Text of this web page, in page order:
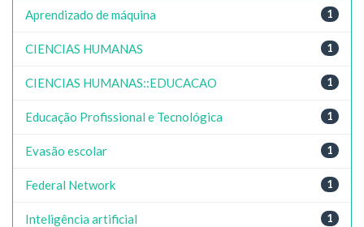
1
Aprendizado de máquina
1
CIENCIAS HUMANAS
1
CIENCIAS HUMANAS::EDUCACAO
1
Educação Profissional e Tecnológica
1
Evasão escolar
1
Federal Network
1
Inteligência artificial